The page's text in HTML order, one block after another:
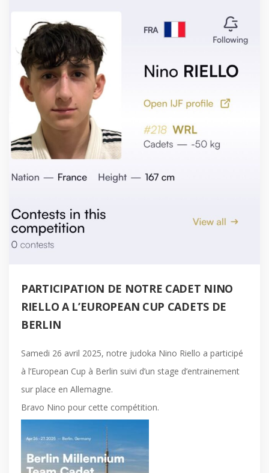
PARTICIPATION DE NOTRE CADET NINO
RIELLO A L’EUROPEAN CUP CADETS DE
BERLIN
Samedi 26 avril 2025, notre judoka Nino Riello a participé
à l’European Cup à Berlin suivi d’un stage d’entrainement
sur place en Allemagne.
Bravo Nino pour cette compétition.